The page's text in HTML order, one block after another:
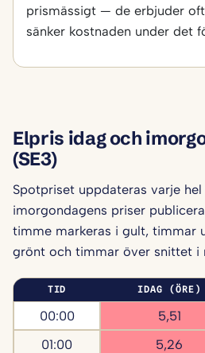
prismässigt — de erbjuder
sänker kostnaden under det
Elpris idag och
(SE3)
Spotpriset uppdateras varje
imorgondagens priser
timme markeras i gult, timmar
grönt och timmar över snittet i
TID IDAG (ÖRE)
00:00 5,51
01:00
5,26